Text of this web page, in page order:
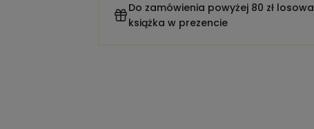
Do zamówienia powyżej 80 zł losowa
książka w prezencie